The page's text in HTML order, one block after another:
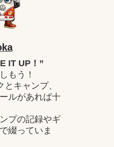
IT UP！”
もう！
キャンプ、
ルがあれば十
プの記録やギ
綴っていま